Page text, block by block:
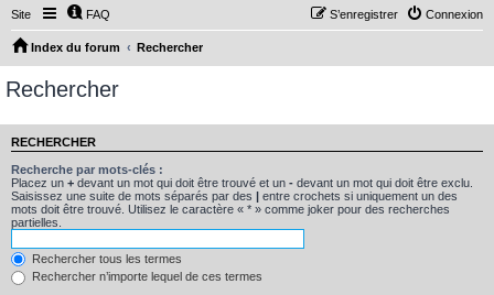
Site FAQ Connexion
S’enregistrer
Index du forum Rechercher
Rechercher
RECHERCHER
Recherche par mots-clés :
Placez un + devant un mot qui doit être trouvé et un - devant un mot qui doit être exclu.
Saisissez une suite de mots séparés par des | entre crochets si uniquement un des
mots doit être trouvé. Utilisez le caractère « * » comme joker pour des recherches
partielles.
Rechercher tous les termes
Rechercher n’importe lequel de ces termes